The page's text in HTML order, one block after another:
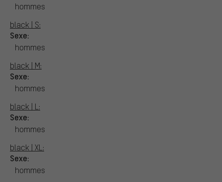
hommes
black | S:
Sexe:
hommes
black | M:
Sexe:
hommes
black | L:
Sexe:
hommes
black | XL:
Sexe:
hommes